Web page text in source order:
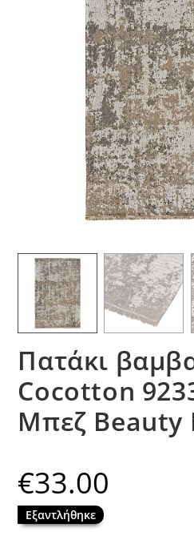
Πατάκι
Cocotton
Μπεζ Beauty
€33.00
Εξαντλήθηκε